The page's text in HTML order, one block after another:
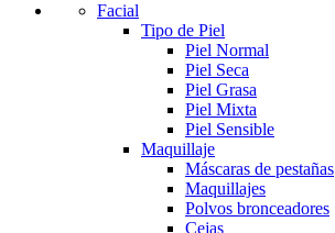
Facial
Tipo de Piel
Piel Normal
Piel Seca
Piel Grasa
Piel Mixta
Piel Sensible
Maquillaje
Máscaras de pestañas
Maquillajes
Polvos bronceadores
Cejas